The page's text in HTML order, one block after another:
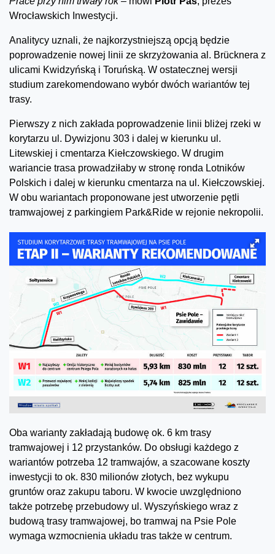
Wrocławskich Inwestycji.
Analitycy uznali, że najkorzystniejszą opcją będzie
poprowadzenie nowej linii ze skrzyżowania al. Brücknera z
ulicami Kwidzyńską i Toruńską. W ostatecznej wersji
studium zarekomendowano wybór dwóch wariantów tej
trasy.
Pierwszy z nich zakłada poprowadzenie linii bliżej rzeki w
korytarzu ul. Dywizjonu 303 i dalej w kierunku ul.
Litewskiej i cmentarza Kiełczowskiego. W drugim
wariancie trasa prowadziłaby w stronę ronda Lotników
Polskich i dalej w kierunku cmentarza na ul. Kiełczowskiej.
W obu wariantach proponowane jest utworzenie pętli
tramwajowej z parkingiem Park&Ride w rejonie nekropolii.
Oba warianty zakładają budowę ok. 6 km trasy
tramwajowej i 12 przystanków. Do obsługi każdego z
wariantów potrzeba 12 tramwajów, a szacowane koszty
inwestycji to ok. 830 milionów złotych, bez wykupu
gruntów oraz zakupu taboru. W kwocie uwzględniono
także potrzebę przebudowy ul. Wyszyńskiego wraz z
budową trasy tramwajowej, bo tramwaj na Psie Pole
wymaga wzmocnienia układu tras także w centrum.